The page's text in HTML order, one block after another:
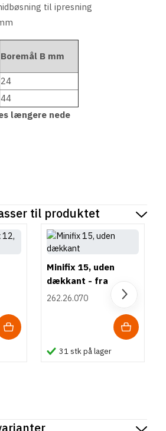
til ipresning
Boremål B mm
24
44
længere nede
til produktet
Minifix 15, uden
dækkant - fra
trætykkelse 12 mm
262.26.070
31 stk på lager